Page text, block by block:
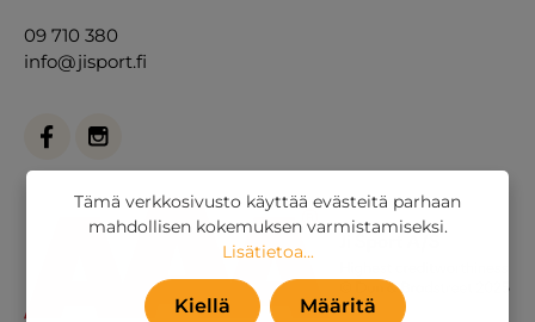
09 710 380
info@jisport.fi
Tämä verkkosivusto käyttää evästeitä parhaan
mahdollisen kokemuksen varmistamiseksi.
Lisätietoa...
Kiellä Määritä